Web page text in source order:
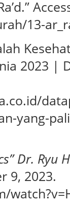
13-
2023 |
yang-
Dr. Ryu
9, 2023.